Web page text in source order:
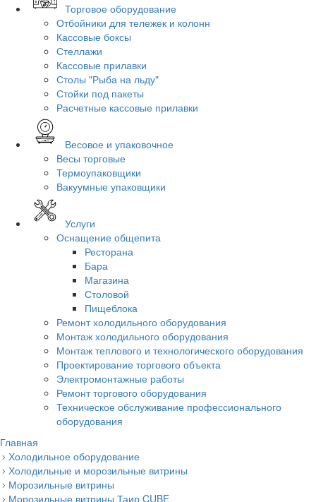
Торговое оборудование
Отбойники для тележек и колонн
Кассовые боксы
Стеллажи
Кассовые прилавки
Столы "Рыба на льду"
Стойки под пакеты
Расчетные кассовые прилавки
Весовое и упаковочное
Весы торговые
Термоупаковщики
Вакуумные упаковщики
Услуги
Оснащение общепита
Ресторана
Бара
Магазина
Столовой
Пищеблока
Ремонт холодильного оборудования
Монтаж холодильного оборудования
Монтаж теплового и технологического оборудования
Проектирование торгового объекта
Электромонтажные работы
Ремонт торгового оборудования
Техническое обслуживание профессионального
оборудования
Главная
Холодильное оборудование
Холодильные и морозильные витрины
Морозильные витрины
Морозильные витрины Таир CUBE